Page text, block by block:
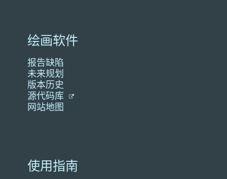
绘画软件
报告缺陷
未来规划
版本历史
源代码库
网站地图
使用指南